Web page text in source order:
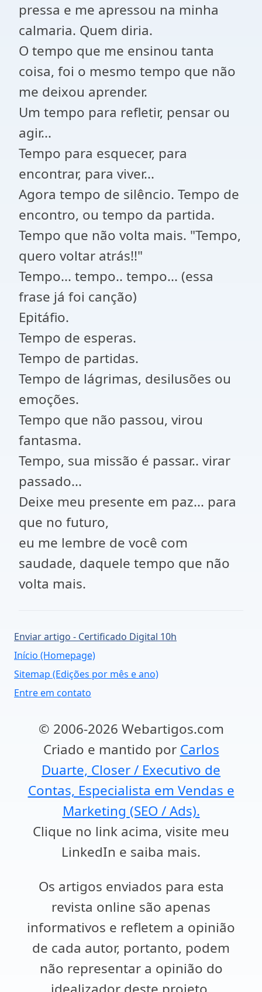
pressa e me apressou na minha
calmaria. Quem diria.
O tempo que me ensinou tanta
coisa, foi o mesmo tempo que não
me deixou aprender.
Um tempo para refletir, pensar ou
agir...
Tempo para esquecer, para
encontrar, para viver...
Agora tempo de silêncio. Tempo de
encontro, ou tempo da partida.
Tempo que não volta mais. "Tempo,
quero voltar atrás!!"
Tempo... tempo.. tempo... (essa
frase já foi canção)
Epitáfio.
Tempo de esperas.
Tempo de partidas.
Tempo de lágrimas, desilusões ou
emoções.
Tempo que não passou, virou
fantasma.
Tempo, sua missão é passar.. virar
passado...
Deixe meu presente em paz... para
que no futuro,
eu me lembre de você com
saudade, daquele tempo que não
volta mais.
Enviar artigo - Certificado Digital 10h
Início (Homepage)
Sitemap (Edições por mês e ano)
Entre em contato
© 2006-2026 Webartigos.com
Criado e mantido por Carlos
Duarte, Closer / Executivo de
Contas, Especialista em Vendas e
Marketing (SEO / Ads).
Clique no link acima, visite meu
LinkedIn e saiba mais.
Os artigos enviados para esta
revista online são apenas
informativos e refletem a opinião
de cada autor, portanto, podem
não representar a opinião do